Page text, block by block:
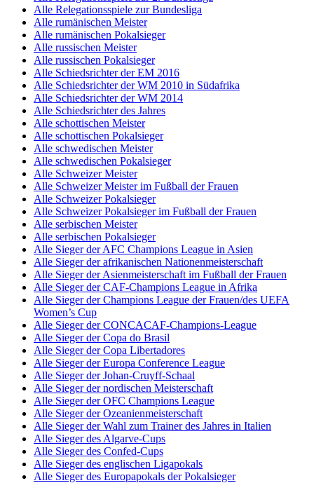
Alle Relegationsspiele zur Bundesliga
Alle rumänischen Meister
Alle rumänischen Pokalsieger
Alle russischen Meister
Alle russischen Pokalsieger
Alle Schiedsrichter der EM 2016
Alle Schiedsrichter der WM 2010 in Südafrika
Alle Schiedsrichter der WM 2014
Alle Schiedsrichter des Jahres
Alle schottischen Meister
Alle schottischen Pokalsieger
Alle schwedischen Meister
Alle schwedischen Pokalsieger
Alle Schweizer Meister
Alle Schweizer Meister im Fußball der Frauen
Alle Schweizer Pokalsieger
Alle Schweizer Pokalsieger im Fußball der Frauen
Alle serbischen Meister
Alle serbischen Pokalsieger
Alle Sieger der AFC Champions League in Asien
Alle Sieger der afrikanischen Nationenmeisterschaft
Alle Sieger der Asienmeisterschaft im Fußball der Frauen
Alle Sieger der CAF-Champions League in Afrika
Alle Sieger der Champions League der Frauen/des UEFA
Women’s Cup
Alle Sieger der CONCACAF-Champions-League
Alle Sieger der Copa do Brasil
Alle Sieger der Copa Libertadores
Alle Sieger der Europa Conference League
Alle Sieger der Johan-Cruyff-Schaal
Alle Sieger der nordischen Meisterschaft
Alle Sieger der OFC Champions League
Alle Sieger der Ozeanienmeisterschaft
Alle Sieger der Wahl zum Trainer des Jahres in Italien
Alle Sieger des Algarve-Cups
Alle Sieger des Confed-Cups
Alle Sieger des englischen Ligapokals
Alle Sieger des Europapokals der Pokalsieger